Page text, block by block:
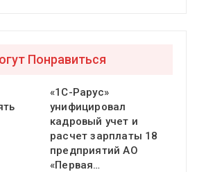
Понравиться
«1С-Рарус»
унифицировал
кадровый учет и
расчет зарплаты 18
предприятий АО
«Первая…